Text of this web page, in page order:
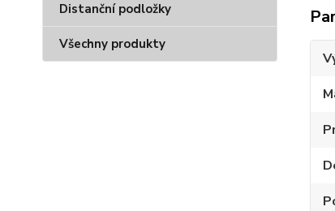
Distanční podložky
Všechny produkty